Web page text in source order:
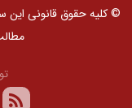
© کلیه حقوق قانونی این